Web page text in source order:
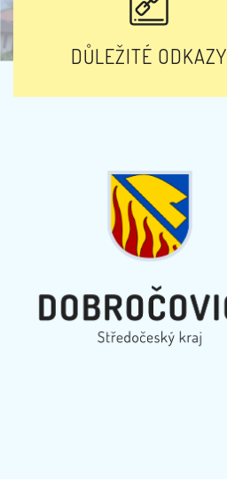
DŮLEŽITÉ ODKAZY